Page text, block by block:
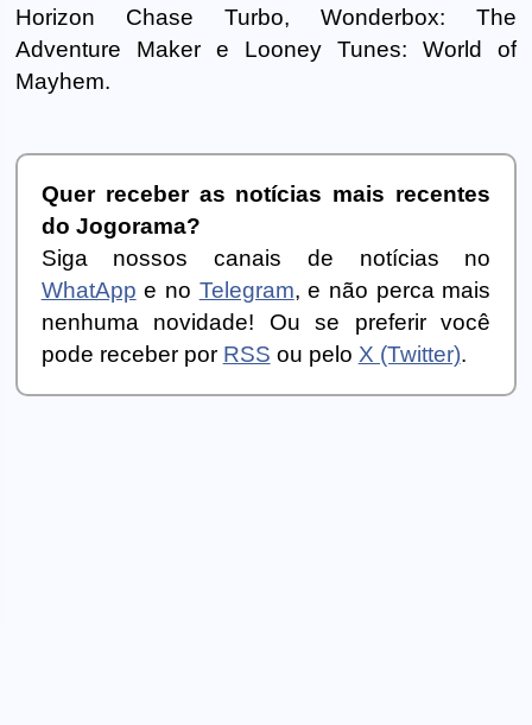
Horizon Chase Turbo, Wonderbox: The
Adventure Maker e Looney Tunes: World of
Mayhem.
Quer receber as notícias mais recentes
do Jogorama?
Siga nossos canais de notícias no
WhatApp e no Telegram, e não perca mais
nenhuma novidade! Ou se preferir você
pode receber por RSS ou pelo X (Twitter).